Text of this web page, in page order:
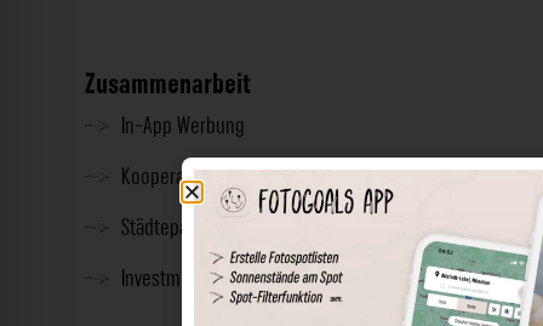
Zusammenarbeit
In-App Werbung
Kooperationen
Städtepartnerschaft
Investment & Presse